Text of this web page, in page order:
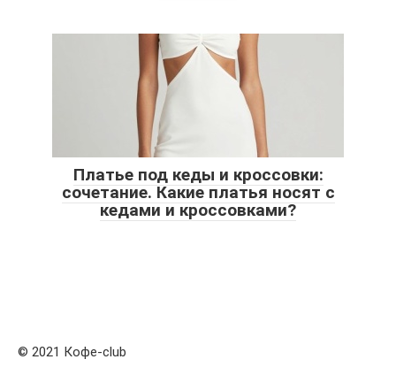
Платье под кеды и кроссовки:
сочетание. Какие платья носят с
кедами и кроссовками?
© 2021 Кофе-club